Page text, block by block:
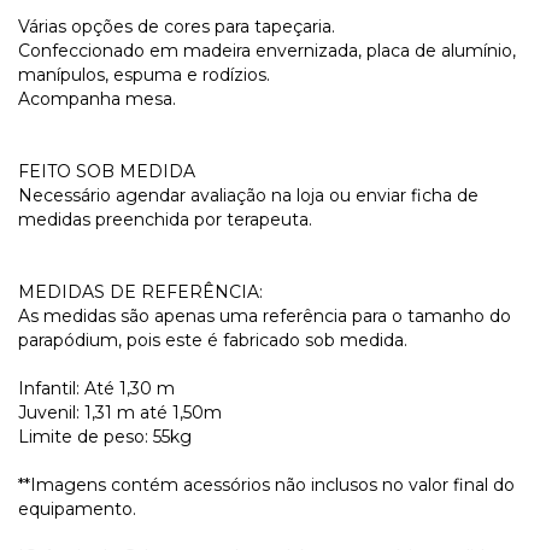
Várias opções de cores para tapeçaria.
Confeccionado em madeira envernizada, placa de alumínio,
manípulos, espuma e rodízios.
Acompanha mesa.
FEITO SOB MEDIDA
Necessário agendar avaliação na loja ou enviar ficha de
medidas preenchida por terapeuta.
MEDIDAS DE REFERÊNCIA:
As medidas são apenas uma referência para o tamanho do
parapódium, pois este é fabricado sob medida.
Infantil: Até 1,30 m
Juvenil: 1,31 m até 1,50m
Limite de peso: 55kg
**Imagens contém acessórios não inclusos no valor final do
equipamento.